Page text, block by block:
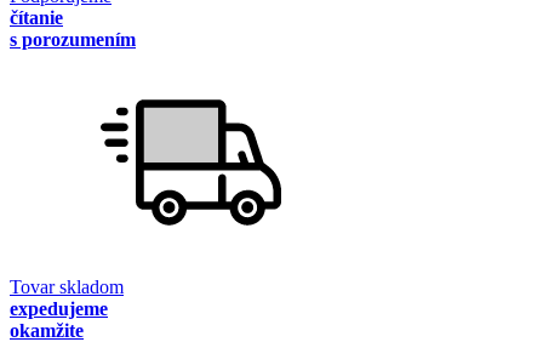
čítanie
s porozumením
Tovar skladom
expedujeme
okamžite